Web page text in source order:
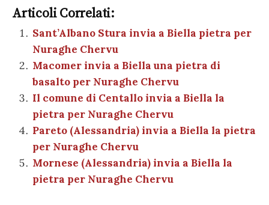
e
b
o
o
k
te
r
es
t A
p
g
er
a dI
n
et
ai
l
n
di
vi
di
Articoli Correlati:
Sant’Albano Stura invia a Biella pietra per
Nuraghe Chervu
Macomer invia a Biella una pietra di
basalto per Nuraghe Chervu
Il comune di Centallo invia a Biella la
pietra per Nuraghe Chervu
Pareto (Alessandria) invia a Biella la pietra
per Nuraghe Chervu
Mornese (Alessandria) invia a Biella la
pietra per Nuraghe Chervu